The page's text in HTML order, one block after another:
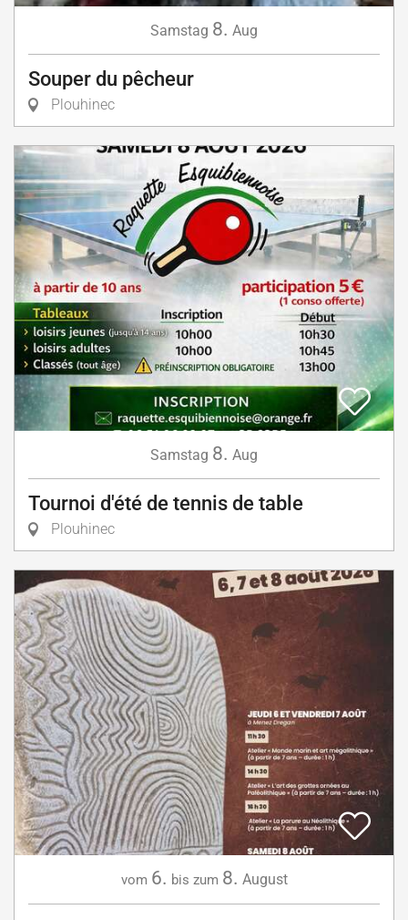
Samstag 8. Aug
Souper du pêcheur
Plouhinec
Samstag 8. Aug
Tournoi d'été de tennis de table
Plouhinec
vom 6. bis zum 8. August